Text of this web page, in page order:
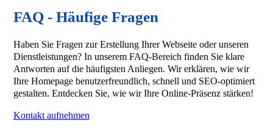
FAQ - Häufige Fragen
Haben Sie Fragen zur Erstellung Ihrer Webseite oder unseren
Dienstleistungen? In unserem FAQ-Bereich finden Sie klare
Antworten auf die häufigsten Anliegen. Wir erklären, wie wir
Ihre Homepage benutzerfreundlich, schnell und SEO-optimiert
gestalten. Entdecken Sie, wie wir Ihre Online-Präsenz stärken!
Kontakt aufnehmen